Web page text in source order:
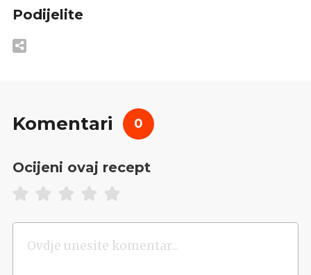
Podijelite
Komentari 0
Ocijeni ovaj recept